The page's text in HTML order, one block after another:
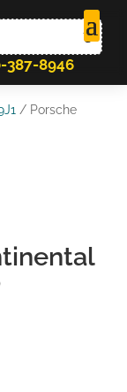
387-8946
/ Porsche